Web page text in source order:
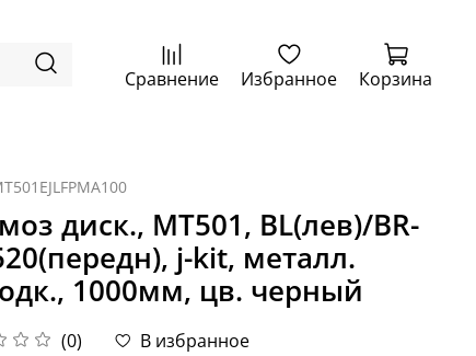
Сравнение Избранное Корзина
диск., MT501, BL(лев)/BR-
j-kit, металл.
1000мм, цв. черный
(0)
В избранное